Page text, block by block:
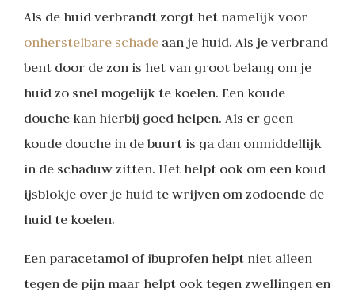
Als de huid verbrandt zorgt het namelijk voor
onherstelbare schade aan je huid. Als je verbrand
bent door de zon is het van groot belang om je
huid zo snel mogelijk te koelen. Een koude
douche kan hierbij goed helpen. Als er geen
koude douche in de buurt is ga dan onmiddellijk
in de schaduw zitten. Het helpt ook om een koud
ijsblokje over je huid te wrijven om zodoende de
huid te koelen.
Een paracetamol of ibuprofen helpt niet alleen
tegen de pijn maar helpt ook tegen zwellingen en